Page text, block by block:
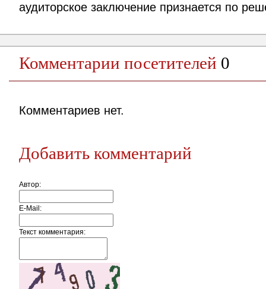
аудиторское заключение признается по
Комментарии посетителей 0
Комментариев нет.
Добавить комментарий
Автор:
E-Mail:
Текст комментария: